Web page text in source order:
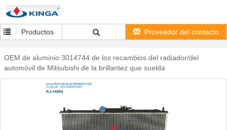
Productos Proveedor del contacto
OEM de aluminio 3014744 de los recambios del radiador/del
automóvil de Mitsubishi de la brillantez que suelda